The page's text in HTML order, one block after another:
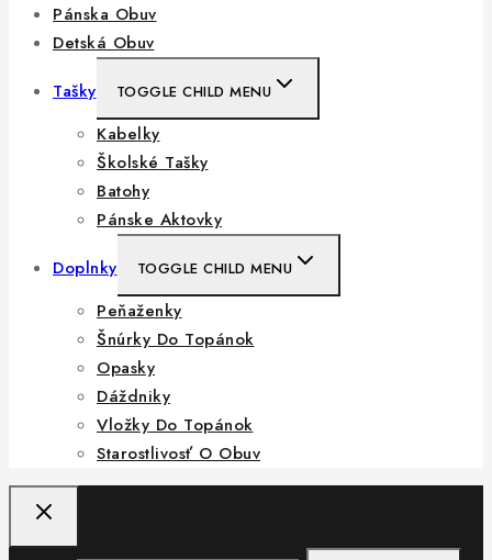
Pánska Obuv
Detská Obuv
Tašky
TOGGLE CHILD MENU
Kabelky
Školské Tašky
Batohy
Pánske Aktovky
Doplnky
TOGGLE CHILD MENU
Peňaženky
Šnúrky Do Topánok
Opasky
Dáždniky
Vložky Do Topánok
Starostlivosť O Obuv